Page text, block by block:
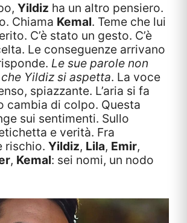
Yildiz ha un altro pensiero.
Chiama Kemal. Teme che lui
C’è stato un gesto. C’è
Le conseguenze arrivano
Le sue parole non
Yildiz si aspetta. La voce
spiazzante. L’aria si fa
cambia di colpo. Questa
sui sentimenti. Sullo
e verità. Fra
rischio. Yildiz, Lila, Emir,
, Kemal: sei nomi, un nodo